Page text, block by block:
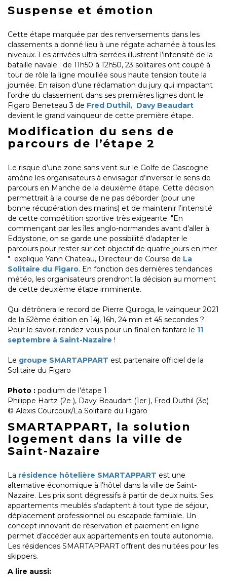
Suspense et émotion
Cette étape marquée par des renversements dans les
classements a donné lieu à une régate acharnée à tous les
niveaux. Les arrivées ultra-serrées illustrent l’intensité de la
bataille navale : de 11h50 à 12h50, 23 solitaires ont coupé à
tour de rôle la ligne mouillée sous haute tension toute la
journée. En raison d’une réclamation du jury qui impactant
l’ordre du classement dans ses premières lignes dont le
Figaro Beneteau 3 de Fred Duthil, Davy Beaudart
devient le grand vainqueur de cette première étape.
Modification du sens de
parcours de l’étape 2
Le risque d’une zone sans vent sur le Golfe de Gascogne
amène les organisateurs à envisager d’inverser le sens de
parcours en Manche de la deuxième étape. Cette décision
permettrait à la course de ne pas déborder (pour une
bonne récupération des marins) et de maintenir l’intensité
de cette compétition sportive très exigeante. "En
commençant par les îles anglo-normandes avant d’aller à
Eddystone, on se garde une possibilité d’adapter le
parcours pour rester sur cet objectif de quatre jours en mer
" explique Yann Chateau, Directeur de Course de La
Solitaire du Figaro. En fonction des dernières tendances
météo, les organisateurs prendront la décision au moment
de cette deuxième étape imminente.
Qui détrônera le record de Pierre Quiroga, le vainqueur 2021
de la 52ème édition en 14j, 16h, 24 min et 45 secondes ?
Pour le savoir, rendez-vous pour un final en fanfare le 11
septembre à Saint-Nazaire !
Le groupe SMARTAPPART est partenaire officiel de la
Solitaire du Figaro
Photo : podium de l’étape 1
Philippe Hartz (2e ), Davy Beaudart (1er ), Fred Duthil (3e)
© Alexis Courcoux/La Solitaire du Figaro
SMARTAPPART, la solution
logement dans la ville de
Saint-Nazaire
La résidence hôtelière SMARTAPPART est une
alternative économique à l’hôtel dans la ville de Saint-
Nazaire. Les prix sont dégressifs à partir de deux nuits. Ses
appartements meublés s’adaptent à tout type de séjour,
déplacement professionnel ou escapade familiale. Un
concept innovant de réservation et paiement en ligne
permet d’accéder aux appartements en toute autonomie.
Les résidences SMARTAPPART offrent des nuitées pour les
skippers.
A lire aussi: